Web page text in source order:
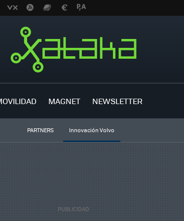
MAGNET NEWSLETTER
PARTNERS Innovación Volvo